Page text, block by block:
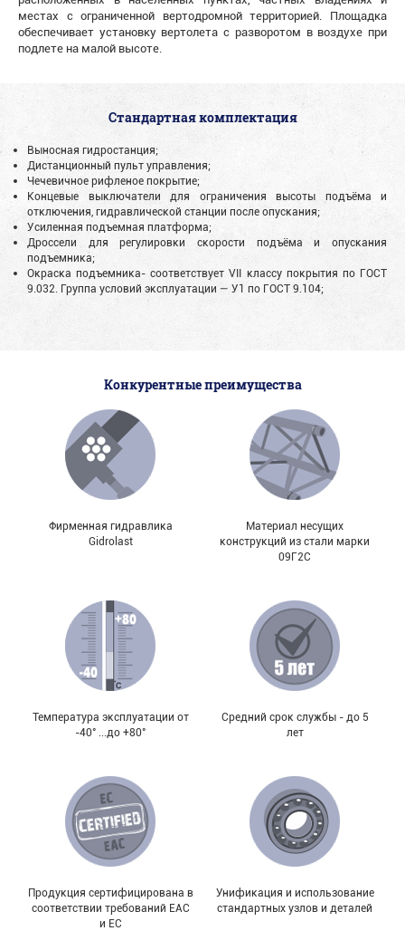
местах с ограниченной вертодромной территорией. Площадка
обеспечивает установку вертолета с разворотом в воздухе при
подлете на малой высоте.
Стандартная комплектация
Выносная гидростанция;
Дистанционный пульт управления;
Чечевичное рифленое покрытие;
Концевые выключатели для ограничения высоты подъёма и
отключения, гидравлической станции после опускания;
Усиленная подъемная платформа;
Дроссели для регулировки скорости подъёма и опускания
подъемника;
Окраска подъемника- соответствует VII классу покрытия по ГОСТ
9.032. Группа условий эксплуатации — У1 по ГОСТ 9.104;
Конкурентные преимущества
Фирменная гидравлика
Gidrolast
Материал несущих
конструкций из стали марки
09Г2С
Температура эксплуатации от
-40° ...до +80°
Средний срок службы - до 5
лет
Продукция сертифицирована в
соответствии требований EAC
и EC
Унификация и использование
стандартных узлов и деталей